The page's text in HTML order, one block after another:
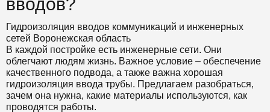
Гидроизоляция вводов коммуникаций и инженерных
сетей Воронежская область
В каждой постройке есть инженерные сети. Они
облегчают людям жизнь. Важное условие – обеспечение
качественного подвода, а также важна хорошая
гидроизоляция ввода трубы. Предлагаем разобраться,
зачем она нужна, какие материалы используются, как
проводятся работы.